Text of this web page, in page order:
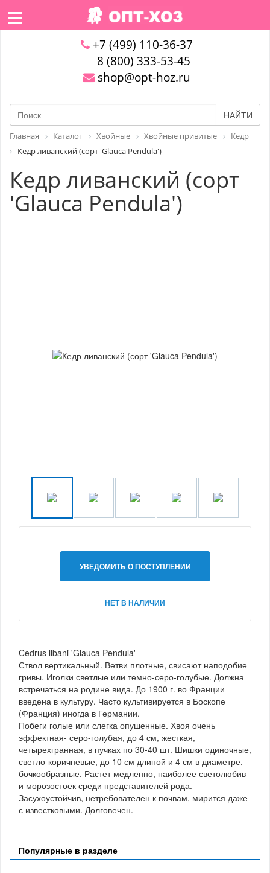
+7 (499) 110-36-37
8 (800) 333-53-45
shop@opt-hoz.ru
НАЙТИ
Главная Каталог Хвойные Хвойные привитые
Кедр
Кедр ливанский (сорт 'Glauca Pendula')
Кедр ливанский (сорт
'Glauca Pendula')
УВЕДОМИТЬ О ПОСТУПЛЕНИИ
НЕТ В НАЛИЧИИ
Cedrus libani 'Glauca Pendula'
Ствол вертикальный. Ветви плотные, свисают наподобие
гривы. Иголки светлые или темно-серо-голубые. Должна
встречаться на родине вида. До 1900 г. во Франции
введена в культуру. Часто культивируется в Боскопе
(Франция) иногда в Германии.
Побеги голые или слегка опушенные. Хвоя очень
эффектная- серо-голубая, до 4 см, жесткая,
четырехгранная, в пучках по 30-40 шт. Шишки одиночные,
светло-коричневые, до 10 см длиной и 4 см в диаметре,
бочкообразные. Растет медленно, наиболее светолюбив
и морозостоек среди представителей рода.
Засухоустойчив, нетребователен к почвам, мирится даже
с известковыми. Долговечен.
Популярные в разделе